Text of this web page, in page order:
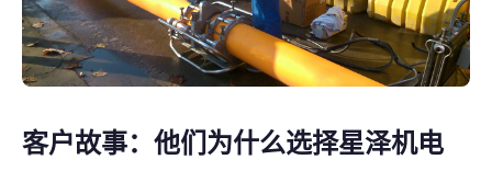
客户故事：他们为什么选择星泽机电